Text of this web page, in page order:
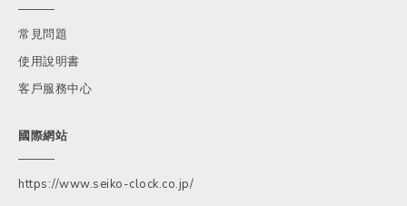
常見問題
使用說明書
客戶服務中心
國際網站
https://www.seiko-clock.co.jp/